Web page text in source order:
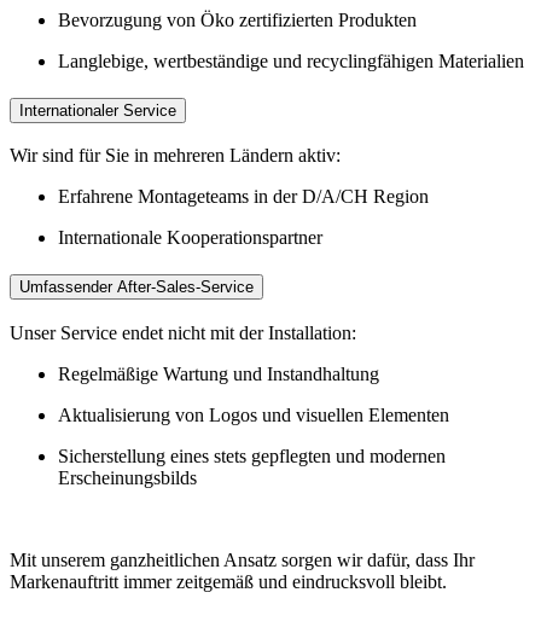
Bevorzugung von Öko zertifizierten Produkten
Langlebige, wertbeständige und recyclingfähigen Materialien
Internationaler Service
Wir sind für Sie in mehreren Ländern aktiv:
Erfahrene Montageteams in der D/A/CH Region
Internationale Kooperationspartner
Umfassender After-Sales-Service
Unser Service endet nicht mit der Installation:
Regelmäßige Wartung und Instandhaltung
Aktualisierung von Logos und visuellen Elementen
Sicherstellung eines stets gepflegten und modernen
Erscheinungsbilds
Mit unserem ganzheitlichen Ansatz sorgen wir dafür, dass Ihr
Markenauftritt immer zeitgemäß und eindrucksvoll bleibt.